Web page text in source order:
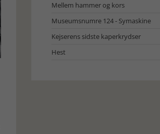
Mellem hammer og kors
Museumsnumre 124 - Symaskine
Kejserens sidste kaperkrydser
Hest